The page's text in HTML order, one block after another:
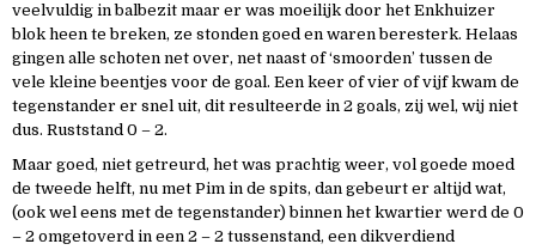
veelvuldig in balbezit maar er was moeilijk door het Enkhuizer
blok heen te breken, ze stonden goed en waren beresterk. Helaas
gingen alle schoten net over, net naast of ‘smoorden’ tussen de
vele kleine beentjes voor de goal. Een keer of vier of vijf kwam de
tegenstander er snel uit, dit resulteerde in 2 goals, zij wel, wij niet
dus. Ruststand 0 – 2.
Maar goed, niet getreurd, het was prachtig weer, vol goede moed
de tweede helft, nu met Pim in de spits, dan gebeurt er altijd wat,
(ook wel eens met de tegenstander) binnen het kwartier werd de 0
– 2 omgetoverd in een 2 – 2 tussenstand, een dikverdiend